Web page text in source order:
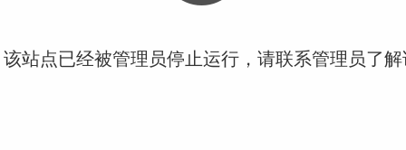
站点已经被管理员停止运行，请联系管理员了